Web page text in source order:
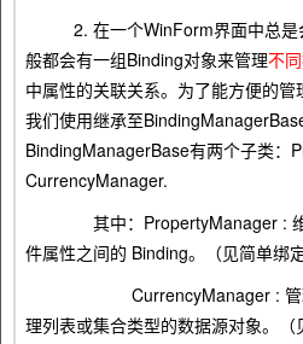
2. 在一个WinForm界面中总是
般都会有一组Binding对象来管理不
中属性的关联关系。为了能方便的管
我们使用继承至
BindingManagerBase有两个子类：
CurrencyManager.
其中：PropertyManager : 维
件属性之间的 Binding。（见简单绑
CurrencyManager : 管理
理列表或集合类型的数据源对象。（